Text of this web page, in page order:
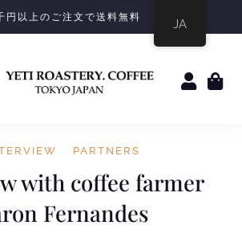
円以上のご注文で送料無料
PARTNERS
with coffee farmer
Fernandes
JA